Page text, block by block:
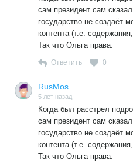
сам президент сам
государство не создаёт
контента (т.е.
Так что Ольга права.
Ответить 0
RusMos
5 лет назад
Когда был расстрел
сам президент сам
государство не создаёт
контента (т.е.
Так что Ольга права.